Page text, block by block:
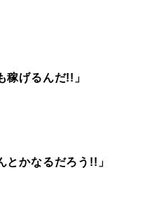
稼げるんだ!!」
とかなるだろう!!」